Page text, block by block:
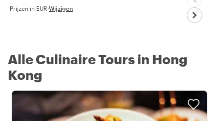
Prijzen in EUR·Wijzigen
Alle Culinaire Tours in Hong
Kong